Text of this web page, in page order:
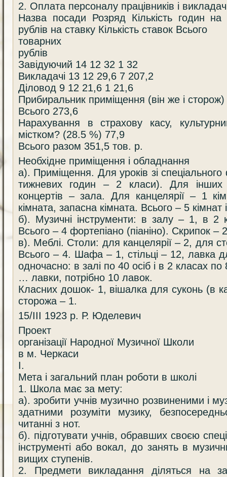
2. Оплата персоналу працівників і
Назва посади Розряд Кількість годин
рублів на ставку Кількість ставок Всього
товарних
рублів
Завідуючий 14 12 32 1 32
Викладачі 13 12 29,6 7 207,2
Діловод 9 12 21,6 1 21,6
Прибиральник приміщення (він же і
Всього 273,6
Нарахування в страхову касу,
містком? (28.5 %) 77,9
Всього разом 351,5 тов. р.
Необхідне приміщення і обладнання
а). Приміщення. Для уроків зі спеціального
тижневих годин – 2 класи). Для інших
концертів – зала. Для канцелярії – 1
кімната, запасна кімната. Всього – 5 кімнат
б). Музичні інструменти: в залу – 1, в
Всього – 4 фортепіано (піаніно). Скрипок –
в). Меблі. Столи: для канцелярії – 2, для
Всього – 4. Шафа – 1, стільці – 12, лавка
одночасно: в залі по 40 осіб і в 2 класах по
… лавки, потрібно 10 лавок.
Класних дошок- 1, вішалка для суконь (в
сторожа – 1.
15/ІІІ 1923 р. Р. Юделевич
Проект
організації Народної Музичної Школи
в м. Черкаси
І.
Мета і загальний план роботи в школі
1. Школа має за мету:
а). зробити учнів музично розвиненими і
здатними розуміти музику,
читанні з нот.
б). підготувати учнів, обравших своєю
інструменті або вокал, до занять в
вищих ступенів.
2. Предмети викладання діляться на